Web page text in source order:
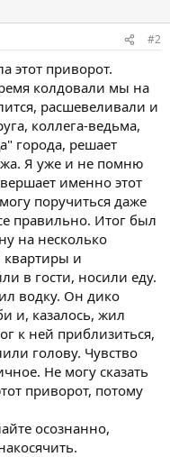
#2
этот приворот.
колдовали мы на
расшевеливали и
коллега-ведьма,
города, решает
Я уже и не помню
именно этот
поручиться даже
правильно. Итог был
на несколько
квартиры и
в гости, носили еду.
водку. Он дико
и, казалось, жил
к ней приблизиться,
голову. Чувство
Не могу сказать
приворот, потому
осознанно,